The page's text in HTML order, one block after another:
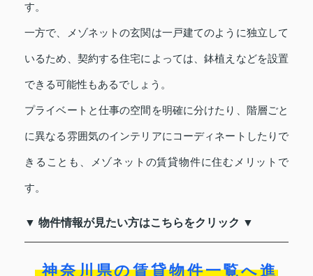
す。
一方で、メゾネットの玄関は一戸建てのように独立して
いるため、契約する住宅によっては、鉢植えなどを設置
できる可能性もあるでしょう。
プライベートと仕事の空間を明確に分けたり、階層ごと
に異なる雰囲気のインテリアにコーディネートしたりで
きることも、メゾネットの賃貸物件に住むメリットで
す。
▼ 物件情報が見たい方はこちらをクリック ▼
神奈川県の賃貸物件一覧へ進